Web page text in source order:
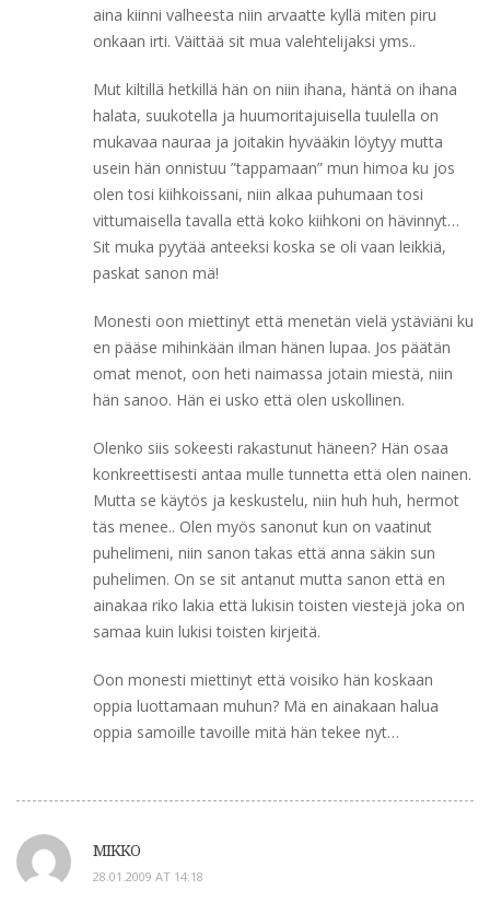
aina kiinni valheesta niin arvaatte kyllä miten piru
onkaan irti. Väittää sit mua valehtelijaksi yms..
Mut kiltillä hetkillä hän on niin ihana, häntä on ihana
halata, suukotella ja huumoritajuisella tuulella on
mukavaa nauraa ja joitakin hyvääkin löytyy mutta
usein hän onnistuu ”tappamaan” mun himoa ku jos
olen tosi kiihkoissani, niin alkaa puhumaan tosi
vittumaisella tavalla että koko kiihkoni on hävinnyt…
Sit muka pyytää anteeksi koska se oli vaan leikkiä,
paskat sanon mä!
Monesti oon miettinyt että menetän vielä ystäviäni ku
en pääse mihinkään ilman hänen lupaa. Jos päätän
omat menot, oon heti naimassa jotain miestä, niin
hän sanoo. Hän ei usko että olen uskollinen.
Olenko siis sokeesti rakastunut häneen? Hän osaa
konkreettisesti antaa mulle tunnetta että olen nainen.
Mutta se käytös ja keskustelu, niin huh huh, hermot
täs menee.. Olen myös sanonut kun on vaatinut
puhelimeni, niin sanon takas että anna säkin sun
puhelimen. On se sit antanut mutta sanon että en
ainakaa riko lakia että lukisin toisten viestejä joka on
samaa kuin lukisi toisten kirjeitä.
Oon monesti miettinyt että voisiko hän koskaan
oppia luottamaan muhun? Mä en ainakaan halua
oppia samoille tavoille mitä hän tekee nyt…
MIKKO
28.01.2009 AT 14:18